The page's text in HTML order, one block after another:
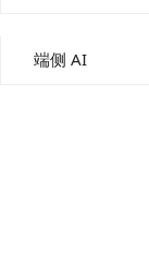
端侧 AI